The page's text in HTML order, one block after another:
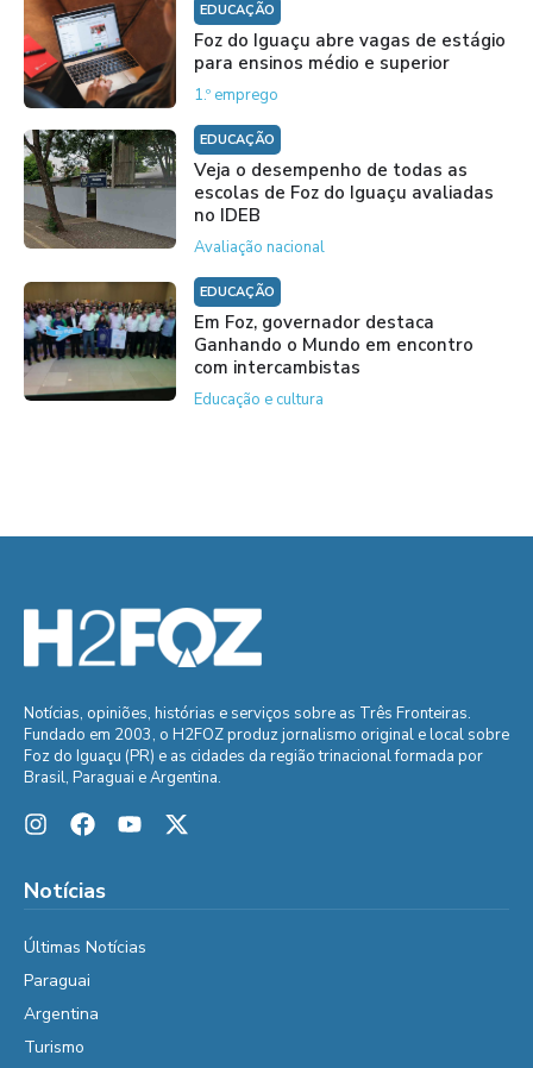
EDUCAÇÃO
Foz do Iguaçu abre vagas de estágio
para ensinos médio e superior
1.º emprego
EDUCAÇÃO
Veja o desempenho de todas as
escolas de Foz do Iguaçu avaliadas
no IDEB
Avaliação nacional
EDUCAÇÃO
Em Foz, governador destaca
Ganhando o Mundo em encontro
com intercambistas
Educação e cultura
Notícias, opiniões, histórias e serviços sobre as Três Fronteiras.
Fundado em 2003, o H2FOZ produz jornalismo original e local sobre
Foz do Iguaçu (PR) e as cidades da região trinacional formada por
Brasil, Paraguai e Argentina.
Notícias
Últimas Notícias
Paraguai
Argentina
Turismo